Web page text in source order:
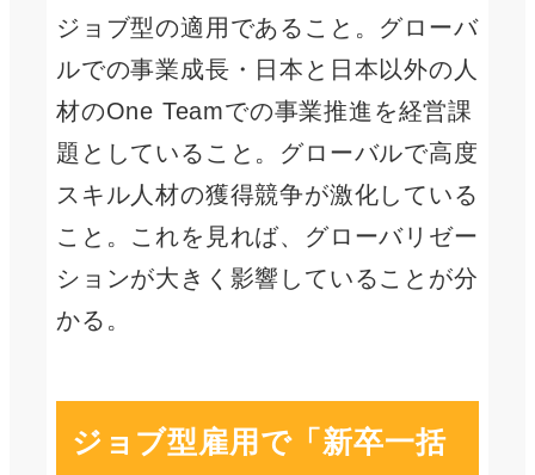
ジョブ型の適用であること。グローバ
ルでの事業成長・日本と日本以外の人
材のOne Teamでの事業推進を経営課
題としていること。グローバルで高度
スキル人材の獲得競争が激化している
こと。これを見れば、グローバリゼー
ションが大きく影響していることが分
かる。
ジョブ型雇用で「新卒一括